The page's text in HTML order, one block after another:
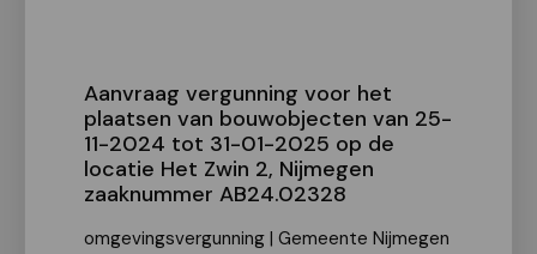
Aanvraag vergunning voor het
plaatsen van bouwobjecten van 25-
11-2024 tot 31-01-2025 op de
locatie Het Zwin 2, Nijmegen
zaaknummer AB24.02328
omgevingsvergunning | Gemeente Nijmegen